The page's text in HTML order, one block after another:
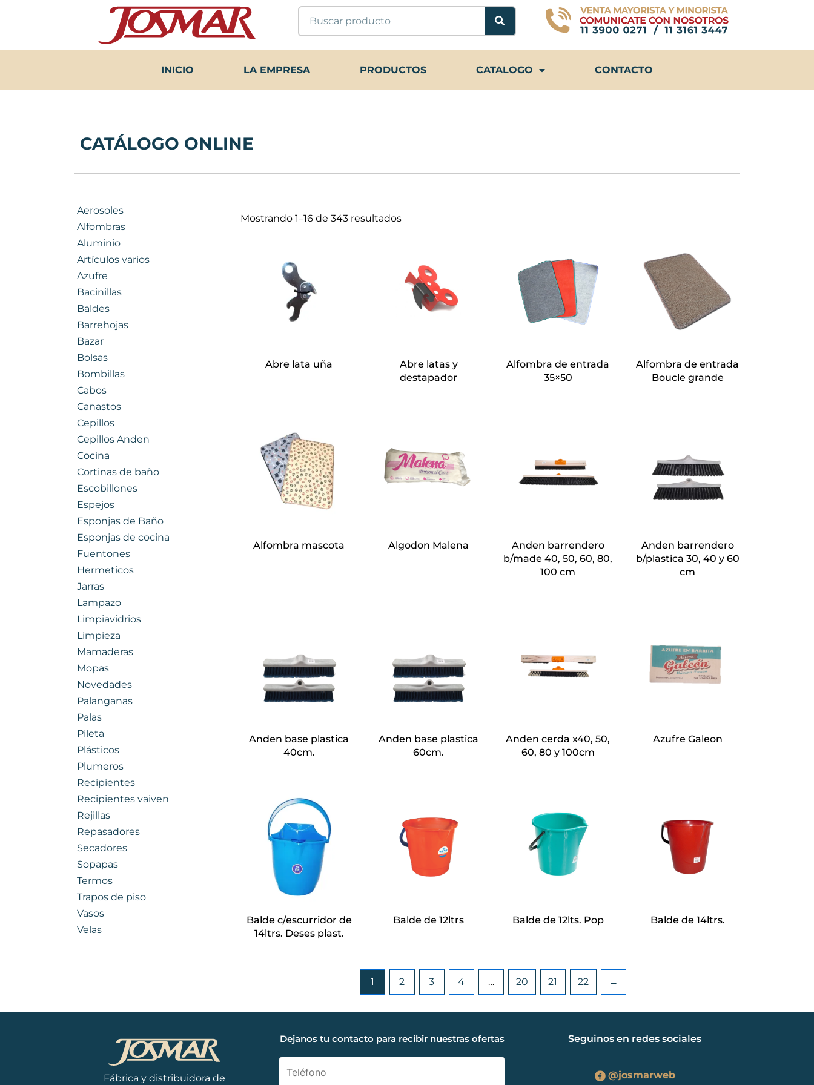
Buscar
INICIO LA EMPRESA PRODUCTOS CATALOGO CONTACTO
CATÁLOGO ONLINE
Aerosoles
Alfombras
Aluminio
Artículos varios
Azufre
Bacinillas
Baldes
Barrehojas
Bazar
Bolsas
Bombillas
Cabos
Canastos
Cepillos
Cepillos Anden
Cocina
Cortinas de baño
Escobillones
Espejos
Esponjas de Baño
Esponjas de cocina
Fuentones
Hermeticos
Jarras
Lampazo
Limpiavidrios
Limpieza
Mamaderas
Mopas
Novedades
Palanganas
Palas
Pileta
Plásticos
Plumeros
Recipientes
Recipientes vaiven
Rejillas
Repasadores
Secadores
Sopapas
Termos
Trapos de piso
Vasos
Velas
Mostrando 1–16 de 343 resultados
Abre lata uña
Abre latas y
destapador
Alfombra de entrada
35×50
Alfombra de entrada
Boucle grande
Alfombra mascota Algodon Malena
Anden barrendero
b/made 40, 50, 60, 80,
100 cm
Anden barrendero
b/plastica 30, 40 y 60
cm
Anden base plastica
40cm.
Anden base plastica
60cm.
Anden cerda x40, 50,
60, 80 y 100cm
Azufre Galeon
Balde c/escurridor de
14ltrs. Deses plast.
Balde de 12ltrs Balde de 12lts. Pop Balde de 14ltrs.
1 2 3 4 … 20 21 22 →
Fábrica y distribuidora de
Dejanos tu contacto para recibir nuestras ofertas Seguinos en redes sociales
@josmarweb